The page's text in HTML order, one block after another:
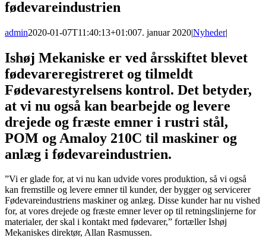
fødevareindustrien
admin2020-01-07T11:40:13+01:007. januar 2020|Nyheder|
Ishøj Mekaniske er ved årsskiftet blevet
fødevareregistreret og tilmeldt
Fødevarestyrelsens kontrol. Det betyder,
at vi nu også kan bearbejde og levere
drejede og fræste emner i rustri stål,
POM og Amaloy 210C til maskiner og
anlæg i fødevareindustrien.
”Vi er glade for, at vi nu kan udvide vores produktion, så vi også
kan fremstille og levere emner til kunder, der bygger og servicerer
Fødevareindustriens maskiner og anlæg. Disse kunder har nu vished
for, at vores drejede og fræste emner lever op til retningslinjerne for
materialer, der skal i kontakt med fødevarer,” fortæller Ishøj
Mekaniskes direktør, Allan Rasmussen.